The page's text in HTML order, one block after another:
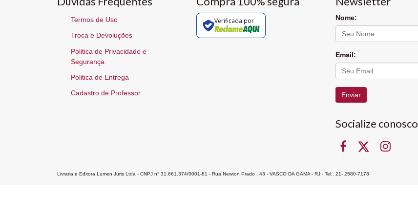
Termos de Uso
Troca e Devoluções
Politica de Privacidade e
Segurança
Politica de Entrega
Cadastro de Professor
Verificada por Nome:
Email:
Enviar
Socialize conosco
Livraria e Editora Lumen Juris Ltda - CNPJ n° 31.661.374/0001-81 - Rua Newton Prado , 43 - VASCO DA GAMA - RJ - Tel:. 21- 2580-7178